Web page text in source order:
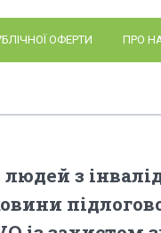
ОФЕРТИ ПРО
з